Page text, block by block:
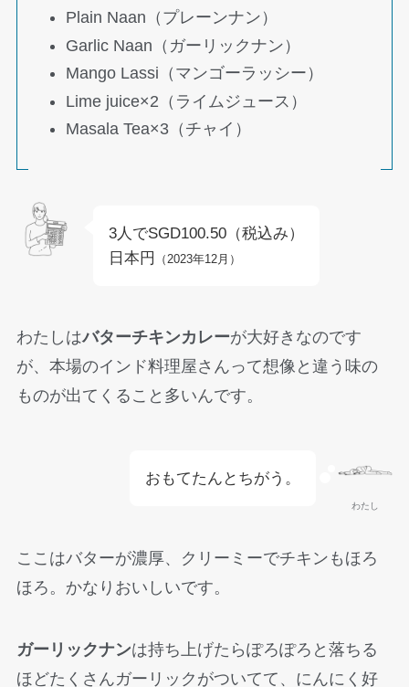
Plain Naan（プレーンナン）
Garlic Naan（ガーリックナン）
Mango Lassi（マンゴーラッシー）
Lime juice×2（ライムジュース）
Masala Tea×3（チャイ）
3人でSGD100.50（税込み）
日本円
（2023年12月）
わたしはバターチキンカレーが大好きなのです
が、本場のインド料理屋さんって想像と違う味の
ものが出てくること多いんです。
わたし
おもてたんとちがう。
ここはバターが濃厚、クリーミーでチキンもほろ
ほろ。かなりおいしいです。
ガーリックナンは持ち上げたらぽろぽろと落ちる
ほどたくさんガーリックがついてて、にんにく好